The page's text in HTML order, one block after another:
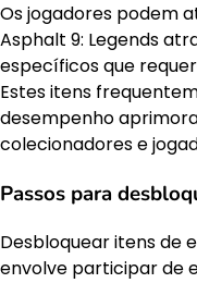
Os jogadores podem
Asphalt 9: Legends
específicos que
Estes itens
desempenho
colecionadores e
Passos para
Desbloquear itens de
envolve participar de